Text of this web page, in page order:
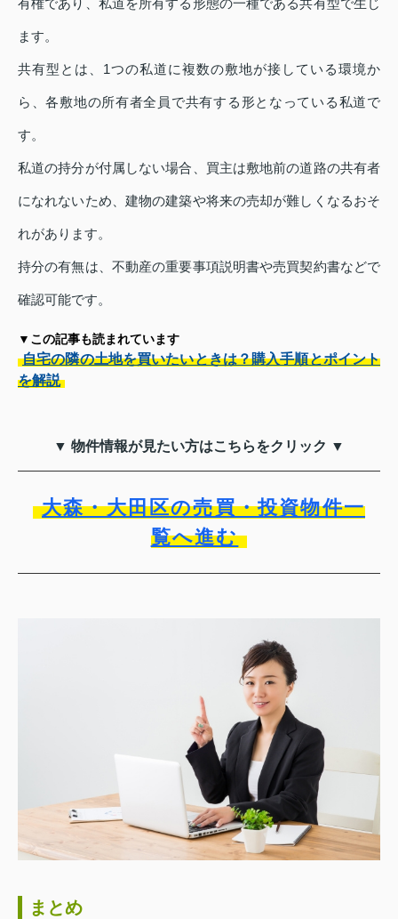
ます。
共有型とは、1つの私道に複数の敷地が接している環境か
ら、各敷地の所有者全員で共有する形となっている私道で
す。
私道の持分が付属しない場合、買主は敷地前の道路の共有者
になれないため、建物の建築や将来の売却が難しくなるおそ
れがあります。
持分の有無は、不動産の重要事項説明書や売買契約書などで
確認可能です。
▼この記事も読まれています
自宅の隣の土地を買いたいときは？購入手順とポイント
を解説
▼ 物件情報が見たい方はこちらをクリック ▼
大森・大田区の売買・投資物件一
覧へ進む
まとめ